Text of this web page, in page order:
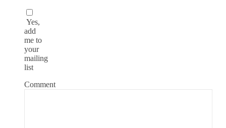
Yes,
add
me to
your
mailing
list
Comment